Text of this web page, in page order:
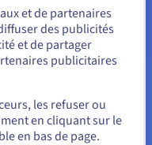
offres
et de partenaires
des publicités
et de partager
publicitaires
les refuser ou
en cliquant sur le
en bas de page.